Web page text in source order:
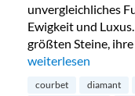
unvergleichliches
Ewigkeit und
größten Steine,
„Diamanten aus
weiterlesen
courbet diamant